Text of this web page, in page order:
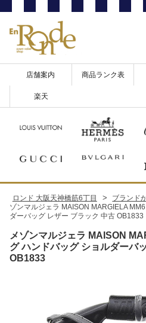
店舗案内 商品ランク表
楽天
ロンド 大阪天神橋筋6丁目 > ブランド
ゾンマルジェラ MAISON MARGIELA
ダーバッグ レザー ブラック 中古 OB1833
メゾンマルジェラ MAISON
グ ハンドバッグ ショルダーバ
OB1833